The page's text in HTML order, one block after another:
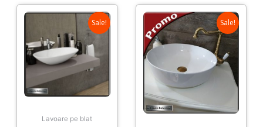
Sale!
Lavoare pe blat
Sale!